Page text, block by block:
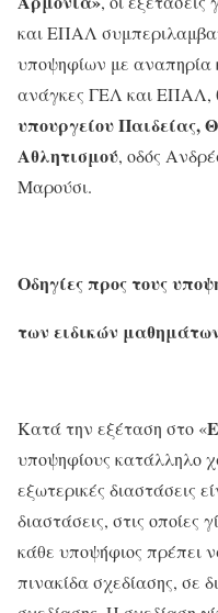
και ΕΠΑΛ
υποψηφίων με αναπηρία
ανάγκες ΓΕΛ και ΕΠΑΛ,
υπουργείου Παιδείας,
Αθλητισμού, οδός
Μαρούσι.
Οδηγίες προς τους
των ειδικών
Κατά την εξέταση στο «
υποψηφίους κατάλληλο
εξωτερικές διαστάσεις
διαστάσεις, στις οποίες
κάθε υποψήφιος πρέπει
πινακίδα σχεδίασης, σε